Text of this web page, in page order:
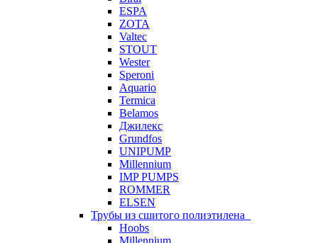
ESPA
ZOTA
Valtec
STOUT
Wester
Speroni
Aquario
Termica
Belamos
Джилекс
Grundfos
UNIPUMP
Millennium
IMP PUMPS
ROMMER
ELSEN
Трубы из сшитого полиэтилена
Hoobs
Millennium